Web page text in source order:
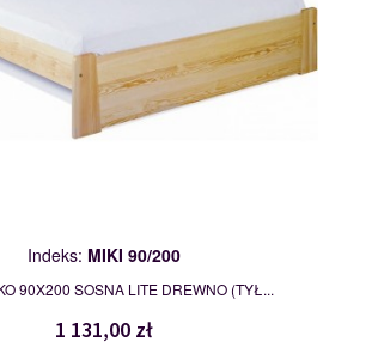
Indeks: MIKI 90/200
90X200 SOSNA LITE DREWNO (TYŁ...
1 131,00 zł